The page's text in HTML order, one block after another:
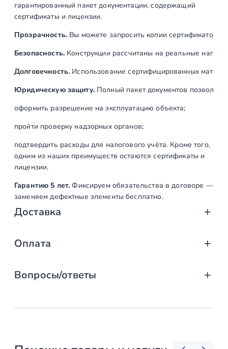
гарантированный пакет документации, содержащий
сертификаты и лицензии.
Прозрачность.Вы можете запросить копии сертификатов
Безопасность.Конструкции рассчитаны на реальные
Долговечность. Использование сертифицированных
Юридическую защиту.Полный пакет документов позволяет:
оформить разрешение на эксплуатацию объекта;
пройти проверку надзорных органов;
подтвердить расходы для налогового учёта. Кроме того,
одним из наших преимуществ остаются сертификаты и
лицензии.
Гарантию 5 лет. Фиксируем обязательства в договоре —
заменяем дефектные элементы бесплатно.
Доставка
Доставка от «СтаирсПром»: аккуратно,
от упаковки на производстве до разгрузки на объекте.
Какие изделия мы доставляем
маршевые, винтовые, консольные и модульные
комплектующие и фурнитура (крепления,
Оплата
Оплата услуг «СтаирсПром»: удобно,
Вопросы/ответы
Предусмотрена ли возможность